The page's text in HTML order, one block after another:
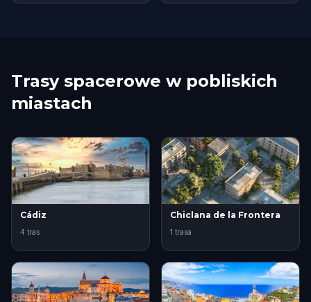
Trasy spacerowe w pobliskich
miastach
Cádiz
4 tras
Chiclana de la Frontera
1 trasa